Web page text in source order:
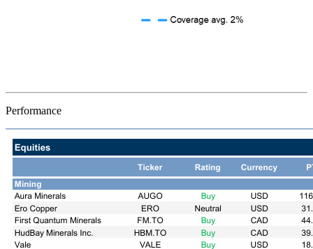
Performance